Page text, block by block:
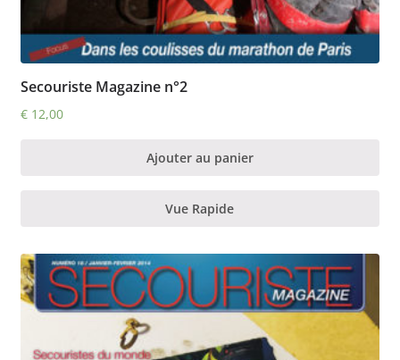
Secouriste Magazine n°2
€12,00
Ajouter au panier
Vue Rapide